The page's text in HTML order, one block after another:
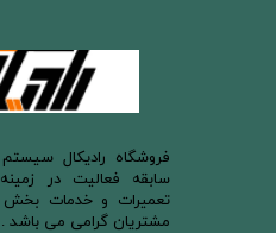
سابقه فعالیت در
مشتریان گرامی می باشد .